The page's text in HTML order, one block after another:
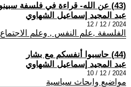
(43) عن الله- قراءة في فلسفة سبينوزا
عبد المجيد إسماعيل الشهاوي
2024 / 12 / 12
الفلسفة ,علم النفس , وعلم الاجتماع
(44) حاسبوا أنفسكم مع بشار
عبد المجيد إسماعيل الشهاوي
2024 / 12 / 10
مواضيع وابحاث سياسية